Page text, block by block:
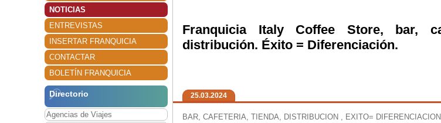
NOTICIAS
ENTREVISTAS
INSERTAR FRANQUICIA
CONTACTAR
BOLETÍN FRANQUICIA
Directorio
Agencias de Viajes
Franquicia Italy Coffee Store, bar,
distribución. Éxito = Diferenciación.
25.03.2024
BAR, CAFETERIA, TIENDA, DISTRIBUCION , EXITO= DIFERENCIACION